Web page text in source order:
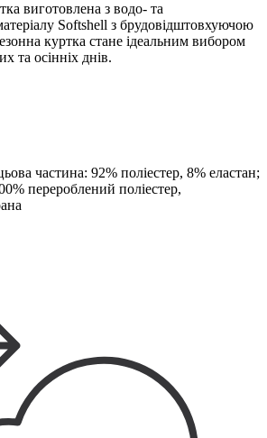
виготовлена з водо- та
Softshell з брудовідштовхуючою
куртка стане ідеальним вибором
та осінніх днів.
частина: 92% поліестер, 8% еластан;
перероблений поліестер,